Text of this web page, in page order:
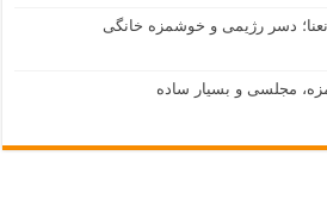
دسر رژیمی و خوشمزه خانگی
مجلسی و بسیار ساده